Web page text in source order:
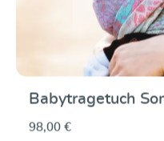
Babytragetuch
98,00 €